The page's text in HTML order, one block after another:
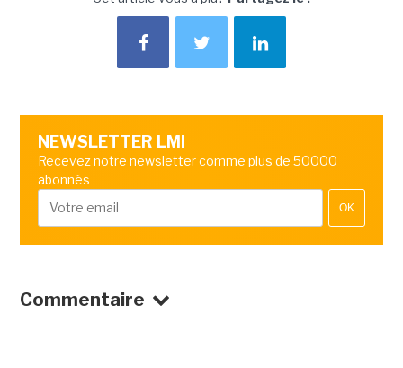
NEWSLETTER LMI
Recevez notre newsletter comme plus de 50000
abonnés
OK
Commentaire